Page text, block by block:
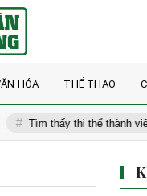
HÓA THỂ THAO
thấy thi thể thành viên nhóm